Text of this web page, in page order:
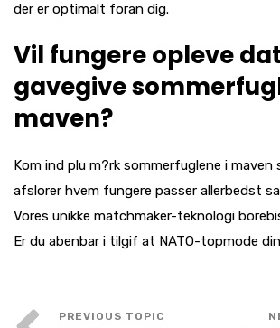
der er optimalt foran dig.
Vil fungere opleve
gavegive
maven?
Kom ind plu m?rk sommerfuglene i maven
afslorer hvem fungere passer allerbedst
Vores unikke matchmaker-teknologi
Er du abenbar i tilgif at NATO-topmode